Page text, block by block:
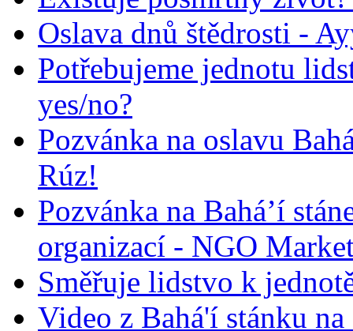
Oslava dnů štědrosti -
Potřebujeme jednotu
yes/no?
Pozvánka na oslavu
Rúz!
Pozvánka na Bahá’í
organizací - NGO
Směřuje lidstvo k
Video z Bahá'í stánku